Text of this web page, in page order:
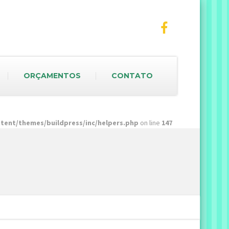
ORÇAMENTOS CONTATO
themes/buildpress/inc/helpers.php on line 147